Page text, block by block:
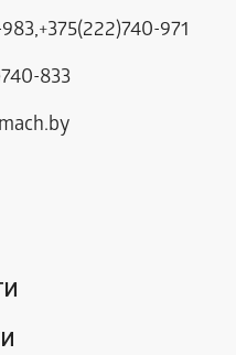
,+375(222)740-971
833